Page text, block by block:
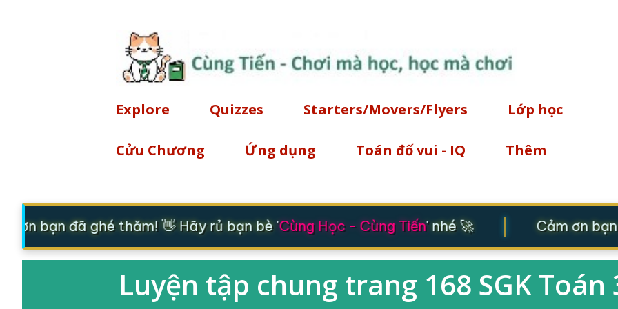
Explore Quizzes Starters/Movers/Flyers Lớp học
Cửu Chương Ứng dụng Toán đố vui - IQ Thêm
ơn bạn đã ghé thăm! 👋 Hãy rủ bạn bè 'Cùng Học - Cùng Tiến' nhé 🚀 Cảm ơn
Luyện tập chung trang 168 SGK Toán